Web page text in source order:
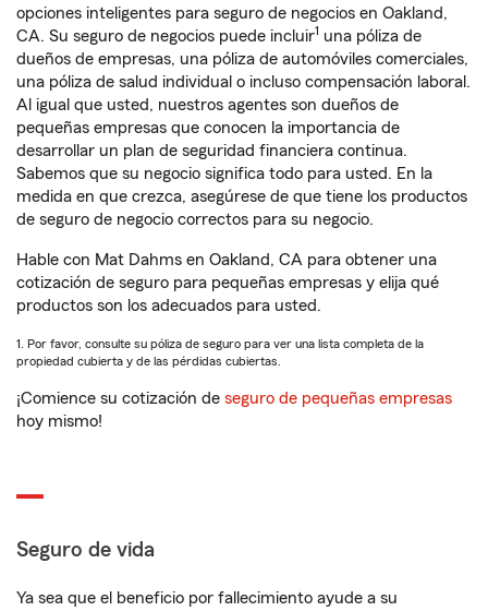
opciones inteligentes para seguro de negocios en Oakland,
CA. Su seguro de negocios puede incluir1 una póliza de
dueños de empresas, una póliza de automóviles comerciales,
una póliza de salud individual o incluso compensación laboral.
Al igual que usted, nuestros agentes son dueños de
pequeñas empresas que conocen la importancia de
desarrollar un plan de seguridad financiera continua.
Sabemos que su negocio significa todo para usted. En la
medida en que crezca, asegúrese de que tiene los productos
de seguro de negocio correctos para su negocio.
Hable con Mat Dahms en Oakland, CA para obtener una
cotización de seguro para pequeñas empresas y elija qué
productos son los adecuados para usted.
1. Por favor, consulte su póliza de seguro para ver una lista completa de la
propiedad cubierta y de las pérdidas cubiertas.
¡Comience su cotización de seguro de pequeñas empresas
hoy mismo!
Seguro de vida
Ya sea que el beneficio por fallecimiento ayude a su